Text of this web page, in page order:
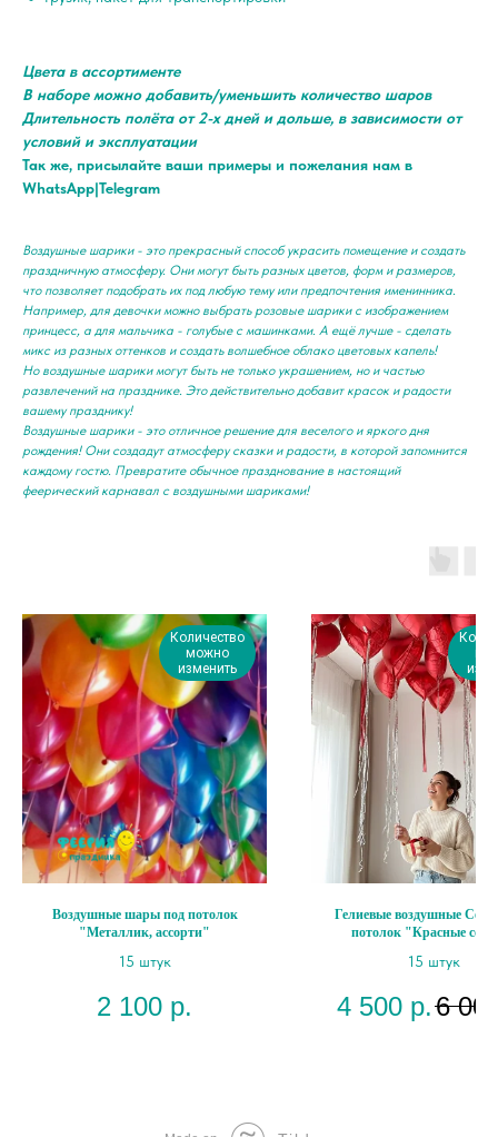
Цвета в ассортименте
В наборе можно добавить/уменьшить количество шаров
Длительность полёта от 2-х дней и дольше, в зависимости от
условий и эксплуатации
Так же, присылайте ваши примеры и пожелания нам в
WhatsApp|Telegram
Воздушные шарики - это прекрасный способ украсить помещение и создать
праздничную атмосферу. Они могут быть разных цветов, форм и размеров,
что позволяет подобрать их под любую тему или предпочтения именинника.
Например, для девочки можно выбрать розовые шарики с изображением
принцесс, а для мальчика - голубые с машинками. А ещё лучше - сделать
микс из разных оттенков и создать волшебное облако цветовых капель!
Но воздушные шарики могут быть не только украшением, но и частью
развлечений на празднике. Это действительно добавит красок и радости
вашему празднику!
Воздушные шарики - это отличное решение для веселого и яркого дня
рождения! Они создадут атмосферу сказки и радости, в которой запомнится
каждому гостю. Превратите обычное празднование в настоящий
феерический карнавал с воздушными шариками!
Количество
можно
изменить
Воздушные шары под потолок
"Металлик, ассорти"
15 штук
2 100 р.
Гелиевые воздушные
потолок "Красные
15 штук
4 500 р.6